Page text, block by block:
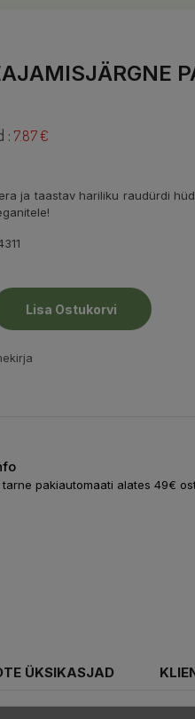
: 7.87 €
ja taastav hariliku raudürdi
Lisa Ostukorvi
tarne pakiautomaati alates 49€
ÜKSIKASJAD